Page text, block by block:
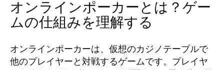
オンラインポーカーとは？ゲー
ムの仕組みを理解する
オンラインポーカーは、仮想のカジノテーブルで
他のプレイヤーと対戦するゲームです。プレイヤ